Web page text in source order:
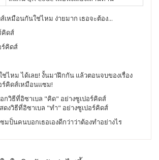
เหมือนกันใช่ไหม ง่ายมาก เธอจะต้อง...
คิดส์
ร์คิดส์
ไหม ได้เลย! งั้นมาฝึกกัน แล้วตอนจบของเรื่อง
ร์คิดส์เหมือนแซม!
วิธีที่อิซาเบล "คิด" อย่างซูเปอร์คิดส์
ดงวิธีที่อิซาเบล "ทำ" อย่างซูเปอร์คิดส์
มป็นคนบอกเธอเองดีกว่าว่าต้องทำอย่างไร